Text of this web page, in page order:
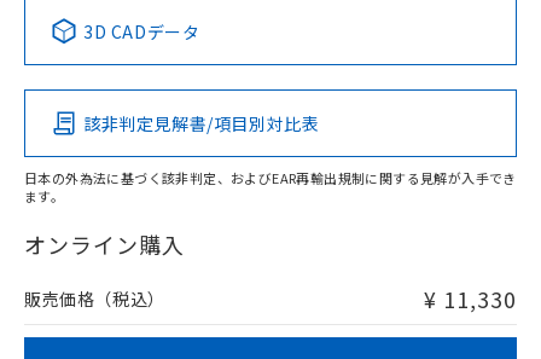
以上、n: 54mm以上
検出領域
Pb Hg Cd Cr(VI)
O
在庫等で未対応品が混在する可能性があります。
問い合わせください。
この製品の規格認証/適合状況ページへ
その他の認証はこちらのページからご検索ください
3D CADデータ
該非判定見解書/項目別対比表
日本の外為法に基づく該非判定、およびEAR再輸出規制に関する見解が入手でき
ます。
オンライン購入
販売価格（税込） ¥ 11,330